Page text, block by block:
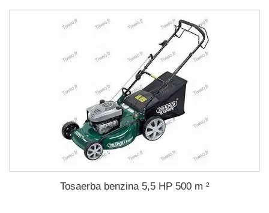
Tosaerba benzina 5,5 HP 500 m ²